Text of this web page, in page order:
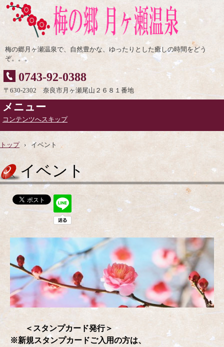
梅の郷月ヶ瀬温泉で、自然豊かな、ゆったりとした癒しの時間をどう
ぞ。。。
0743-92-0388
〒630-2302 奈良市月ヶ瀬尾山２６８１番地
メニュー
コンテンツへスキップ
トップ › イベント
イベント
＜スタンプカード発行＞
※新規スタンプカードご入用の方は、